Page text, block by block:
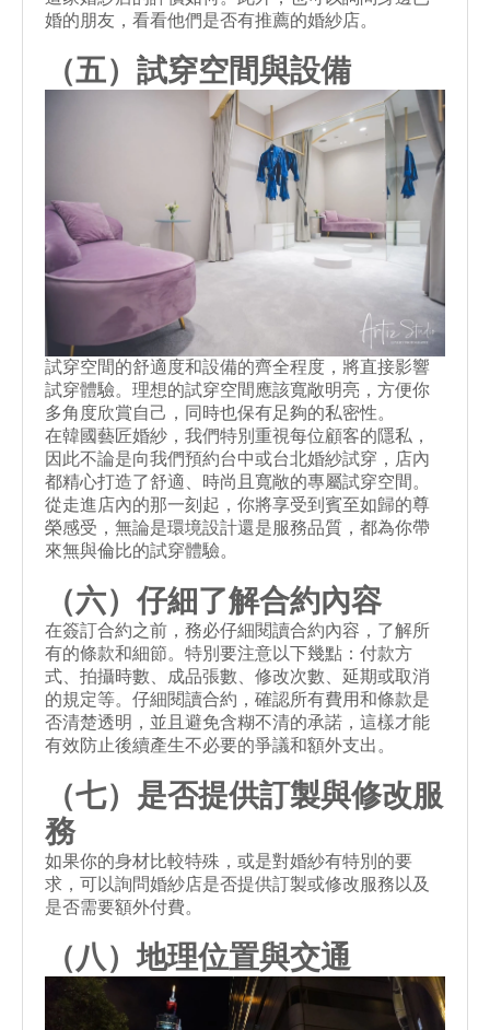
婚的朋友，看看他們是否有推薦的婚紗店。
（五）試穿空間與設備
試穿空間的舒適度和設備的齊全程度，將直接影響
試穿體驗。理想的試穿空間應該寬敞明亮，方便你
多角度欣賞自己，同時也保有足夠的私密性。
在韓國藝匠婚紗，我們特別重視每位顧客的隱私，
因此不論是向我們預約台中或台北婚紗試穿 ，店內
都精心打造了舒適、時尚且寬敞的專屬試穿空間。
從走進店內的那一刻起，你將享受到賓至如歸的尊
榮感受，無論是環境設計還是服務品質，都為你帶
來無與倫比的試穿體驗。
（六）仔細了解合約內容
在簽訂合約之前，務必仔細閱讀合約內容，了解所
有的條款和細節。特別要注意以下幾點：付款方
式、拍攝時數、成品張數、修改次數、延期或取消
的規定等。仔細閱讀合約，確認所有費用和條款是
否清楚透明，並且避免含糊不清的承諾，這樣才能
有效防止後續產生不必要的爭議和額外支出。
（七）是否提供訂製與修改服
務
如果你的身材比較特殊，或是對婚紗有特別的要
求，可以詢問婚紗店是否提供訂製或修改服務以及
是否需要額外付費。
（八）地理位置與交通